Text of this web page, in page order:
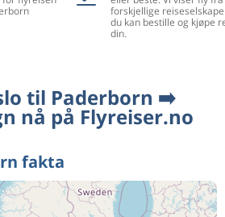
forskjellige
du kan bestille og kjøpe
din.
til Paderborn ➡️
nå på Flyreiser.no
fakta